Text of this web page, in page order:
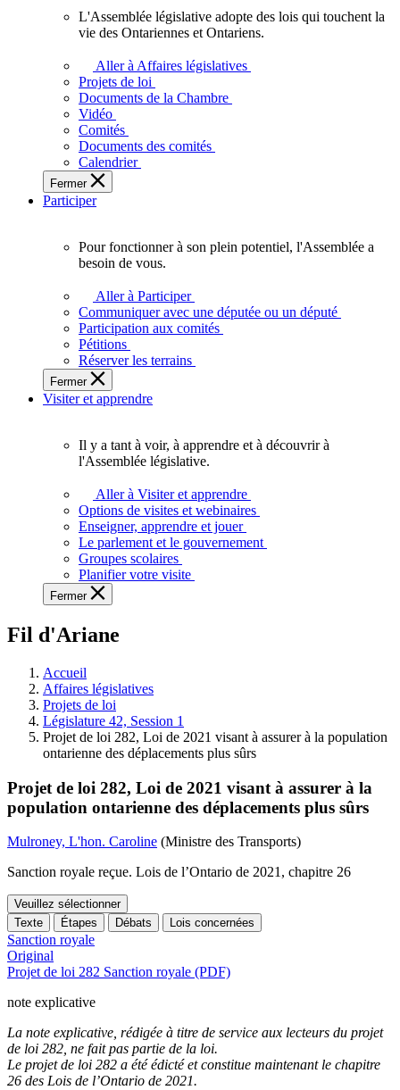
l'Ontario.
L'Assemblée
adopte
touchent
des
Ontariennes
et
L'Assemblée législative adopte des lois qui touchent la
vie des Ontariennes et Ontariens.
Aller à Affaires législatives
Projets de loi
Documents de la Chambre
Vidéo
Comités
Documents des comités
Calendrier
Fermer
Participer
plein
potentiel,
l'Assemblée
a
besoin
de
Pour fonctionner à son plein potentiel, l'Assemblée a
besoin de vous.
Aller à Participer
Communiquer avec une députée ou un député
Participation aux comités
Pétitions
Réserver les terrains
Fermer
Visiter et apprendre
voir,
apprendre
et
à
à
législative.
Il y a tant à voir, à apprendre et à découvrir à
l'Assemblée législative.
Aller à Visiter et apprendre
Options de visites et webinaires
Enseigner, apprendre et jouer
Le parlement et le gouvernement
Groupes scolaires
Planifier votre visite
Fermer
Fil d'Ariane
Accueil
Affaires législatives
Projets de loi
Législature 42, Session 1
Projet de loi 282, Loi de 2021 visant à assurer à la population
ontarienne des déplacements plus sûrs
Projet de loi 282, Loi de 2021 visant à assurer à la
population ontarienne des déplacements plus sûrs
Mulroney, L'hon. Caroline (Ministre des Transports)
Sanction royale reçue. Lois de l’Ontario de 2021, chapitre 26
Veuillez sélectionner
Texte
Étapes Débats Lois concernées
Sanction royale
Original
Projet de loi 282 Sanction royale (PDF)
note explicative
La note explicative, rédigée à titre de service aux lecteurs du projet
de loi 282, ne fait pas partie de la loi.
Le projet de loi 282 a été édicté et constitue maintenant le chapitre
26 des Lois de l’Ontario de 2021.